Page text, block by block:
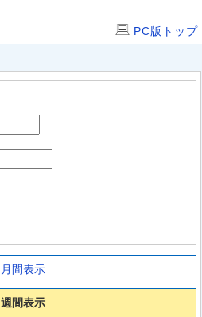
PC版トップ
月間表示
週間表示